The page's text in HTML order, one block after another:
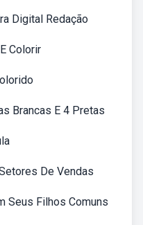
Digital Redação
Colorir
Brancas E 4 Pretas
De Vendas
Seus Filhos Comuns